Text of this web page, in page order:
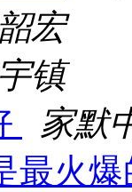
宏
镇
家默
最火